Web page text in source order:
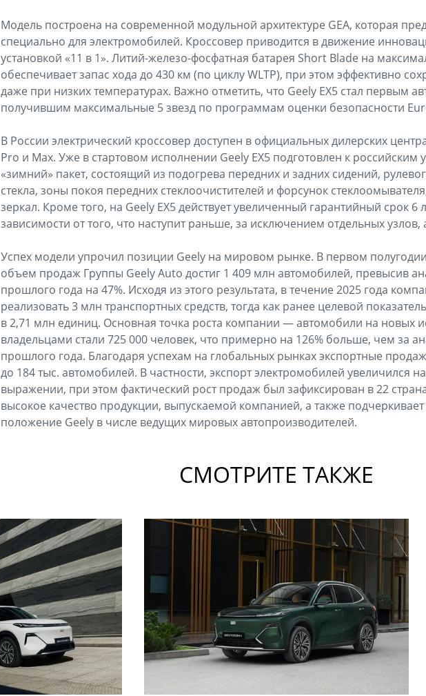
Модель построена на современной модульной архитектуре GEA, которая
специально для электромобилей. Кроссовер приводится в движение
установкой «11 в 1». Литий-железо-фосфатная батарея Short Blade на
обеспечивает запас хода до 430 км (по циклу WLTP), при этом эффективно
даже при низких температурах. Важно отметить, что Geely EX5 стал первым
получившим максимальные 5 звезд по программам оценки безопасности
В России электрический кроссовер доступен в официальных дилерских
Pro и Max. Уже в стартовом исполнении Geely EX5 подготовлен к российским
«зимний» пакет, состоящий из подогрева передних и задних сидений,
стекла, зоны покоя передних стеклоочистителей и форсунок
зеркал. Кроме того, на Geely EX5 действует увеличенный гарантийный срок 6
зависимости от того, что наступит раньше, за исключением отдельных узлов,
Успех модели упрочил позиции Geely на мировом рынке. В первом
объем продаж Группы Geely Auto достиг 1 409 млн автомобилей, превысив
прошлого года на 47%. Исходя из этого результата, в течение 2025 года
реализовать 3 млн транспортных средств, тогда как ранее целевой
в 2,71 млн единиц. Основная точка роста компании — автомобили на новых
владельцами стали 725 000 человек, что примерно на 126% больше, чем за
прошлого года. Благодаря успехам на глобальных рынках экспортные
до 184 тыс. автомобилей. В частности, экспорт электромобилей увеличился
выражении, при этом фактический рост продаж был зафиксирован в 22
высокое качество продукции, выпускаемой компанией, а также
положение Geely в числе ведущих мировых автопроизводителей.
СМОТРИТЕ ТАКЖЕ